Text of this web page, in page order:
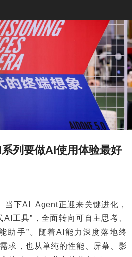
列要做AI使用体验最好
当下AI Agent正迎来关键进化，
工具”，全面转向可自主思考、
助手”。随着AI能力深度落地终
求，也从单纯的性能、屏幕、影